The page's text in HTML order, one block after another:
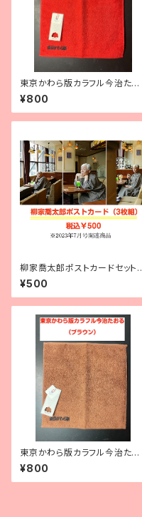
東京かわら版カラフル今治たお
る（赤）
¥800
柳家喬太郎ポストカードセット3
枚組
¥500
東京かわら版カラフル今治たお
る（ブラウン）
¥800